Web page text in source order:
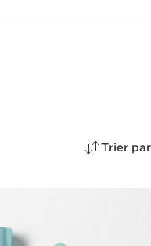
Trier par